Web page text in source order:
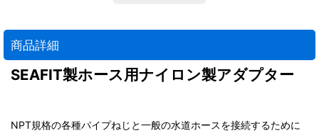
商品詳細
SEAFIT製ホース用ナイロン製アダプター
NPT規格の各種パイプねじと一般の水道ホースを接続するために